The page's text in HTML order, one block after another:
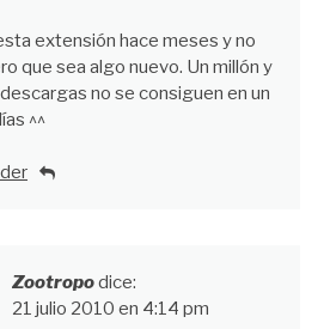
extensión hace meses y no
que sea algo nuevo. Un millón y
no se consiguen en un
^^
Zootropodice:
21 julio 2010 en 4:14 pm